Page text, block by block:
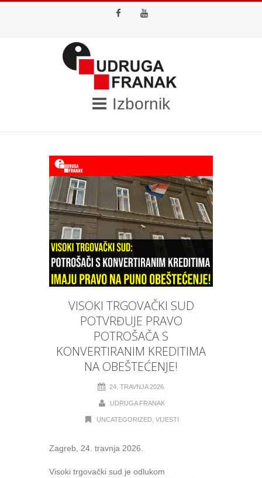
Izbornik
VISOKI TRGOVAČKI SUD
POTVRĐUJE PRAVO
POTROŠAČA S
KONVERTIRANIM KREDITIMA
NA OBEŠTEĆENJE!
24. TRAVNJA 2026.
UDRUGA FRANAK
UNCATEGORIZED, VIJESTI
Zagreb, 24. travnja 2026.
Visoki trgovački sud je odlukom